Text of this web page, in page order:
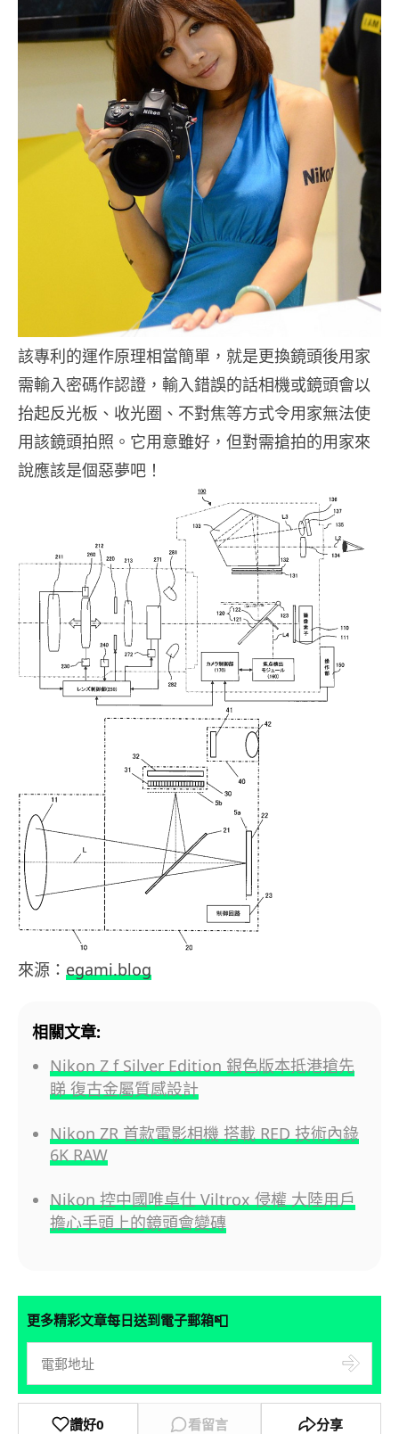
該專利的運作原理相當簡單，就是更換鏡頭後用家
需輸入密碼作認證，輸入錯誤的話相機或鏡頭會以
抬起反光板、收光圈、不對焦等方式令用家無法使
用該鏡頭拍照。它用意雖好，但對需搶拍的用家來
說應該是個惡夢吧！
來源： egami.blog
相關文章:
Nikon Z f Silver Edition 銀色版本抵港搶先
睇 復古金屬質感設計
Nikon ZR 首款電影相機 搭載 RED 技術內錄
6K RAW
Nikon 控中國唯卓仕 Viltrox 侵權 大陸用戶
擔心手頭上的鏡頭會變磚
更多精彩文章每日送到電子郵箱📮
讚好0 看留言 分享